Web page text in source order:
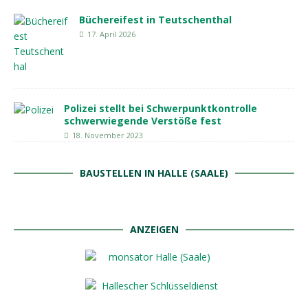
Büchereifest in Teutschenthal
17. April 2026
Polizei stellt bei Schwerpunktkontrolle
schwerwiegende Verstöße fest
18. November 2023
BAUSTELLEN IN HALLE (SAALE)
ANZEIGEN